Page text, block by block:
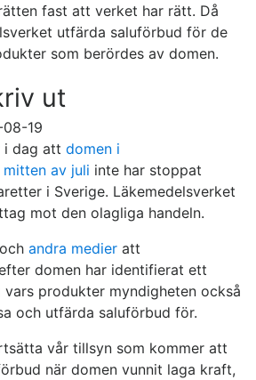
fast att verket har rätt. Då
utfärda saluförbud för de
som berördes av domen.
ut
08-19
i dag att domen i
av juli inte har stoppat
i Sverige. Läkemedelsverket
mot den olagliga handeln.
andra medier att
domen har identifierat ett
produkter myndigheten också
och utfärda saluförbud för.
vår tillsyn som kommer att
när domen vunnit laga kraft,